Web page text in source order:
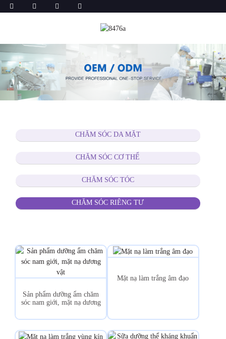
CHĂM SÓC DA MẶT
CHĂM SÓC CƠ THỂ
CHĂM SÓC TÓC
CHĂM SÓC RIÊNG TƯ
Sản phẩm dưỡng ẩm chăm
sóc nam giới, mặt nạ dương
Mặt nạ làm trắng âm đạo